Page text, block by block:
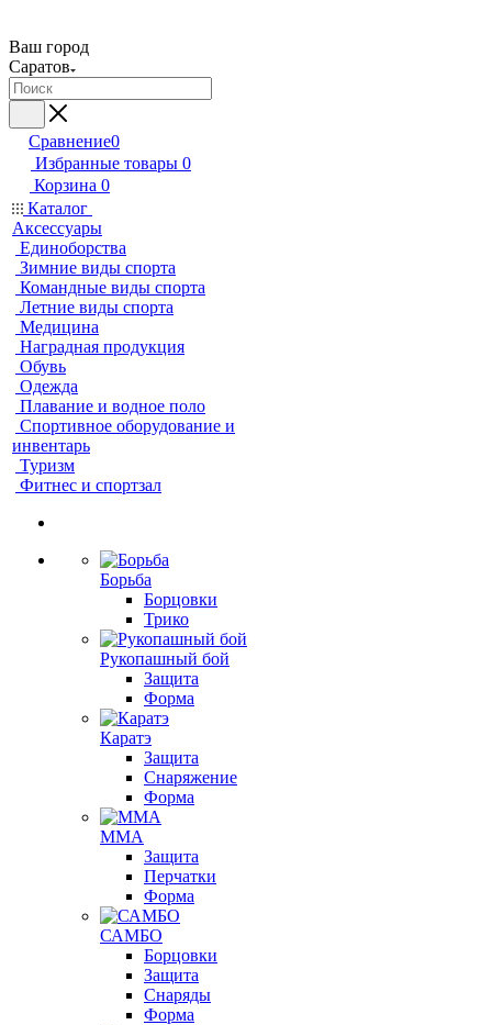
Ваш город
Саратов
Сравнение0
Избранные товары 0
Корзина 0
Каталог
Аксессуары
Единоборства
Зимние виды спорта
Командные виды спорта
Летние виды спорта
Медицина
Наградная продукция
Обувь
Одежда
Плавание и водное поло
Спортивное оборудование и
инвентарь
Туризм
Фитнес и спортзал
Борьба
Борцовки
Трико
Рукопашный бой
Защита
Форма
Каратэ
Защита
Снаряжение
Форма
ММА
Защита
Перчатки
Форма
САМБО
Борцовки
Защита
Снаряды
Форма